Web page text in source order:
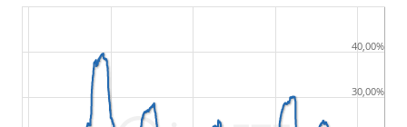
least favourable prices. For example, if there was the
20€, an investor would have suffered the worst loss
by buying for 10€ and subsequently selling for 5€.
Therefore in this case the maximum drawdown
30,00%
40,00%